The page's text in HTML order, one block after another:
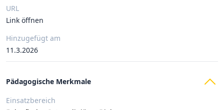
URL
Link öffnen
Hinzugefügt am
11.3.2026
Pädagogische Merkmale
Einsatzbereich